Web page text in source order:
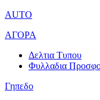
AUTO
ΑΓΟΡΑ
Δελτια Τυπου
Φυλλαδια
Γηπεδο